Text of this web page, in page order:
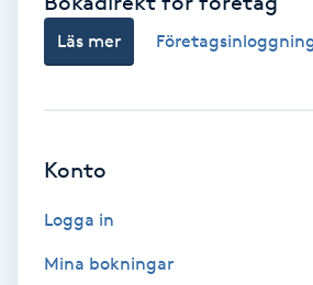
Gelenaglar
Gellack
Gellack med förstärkning
Gravidmassage
Läs mer
Konto
Logga in
Mina bokningar